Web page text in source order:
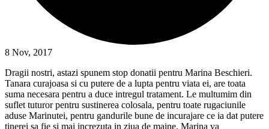
8 Nov, 2017
Dragii nostri, astazi spunem stop donatii pentru Marina Beschieri.
Tanara curajoasa si cu putere de a lupta pentru viata ei, are toata
suma necesara pentru a duce intregul tratament. Le multumim din
suflet tuturor pentru sustinerea colosala, pentru toate rugaciunile
aduse Marinutei, pentru gandurile bune de incurajare ce ia dat putere
tinerei sa fie si mai increzuta in ziua de maine. Marina va